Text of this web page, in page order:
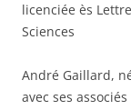
licenciée ès
Sciences
André Gaillard,
avec ses